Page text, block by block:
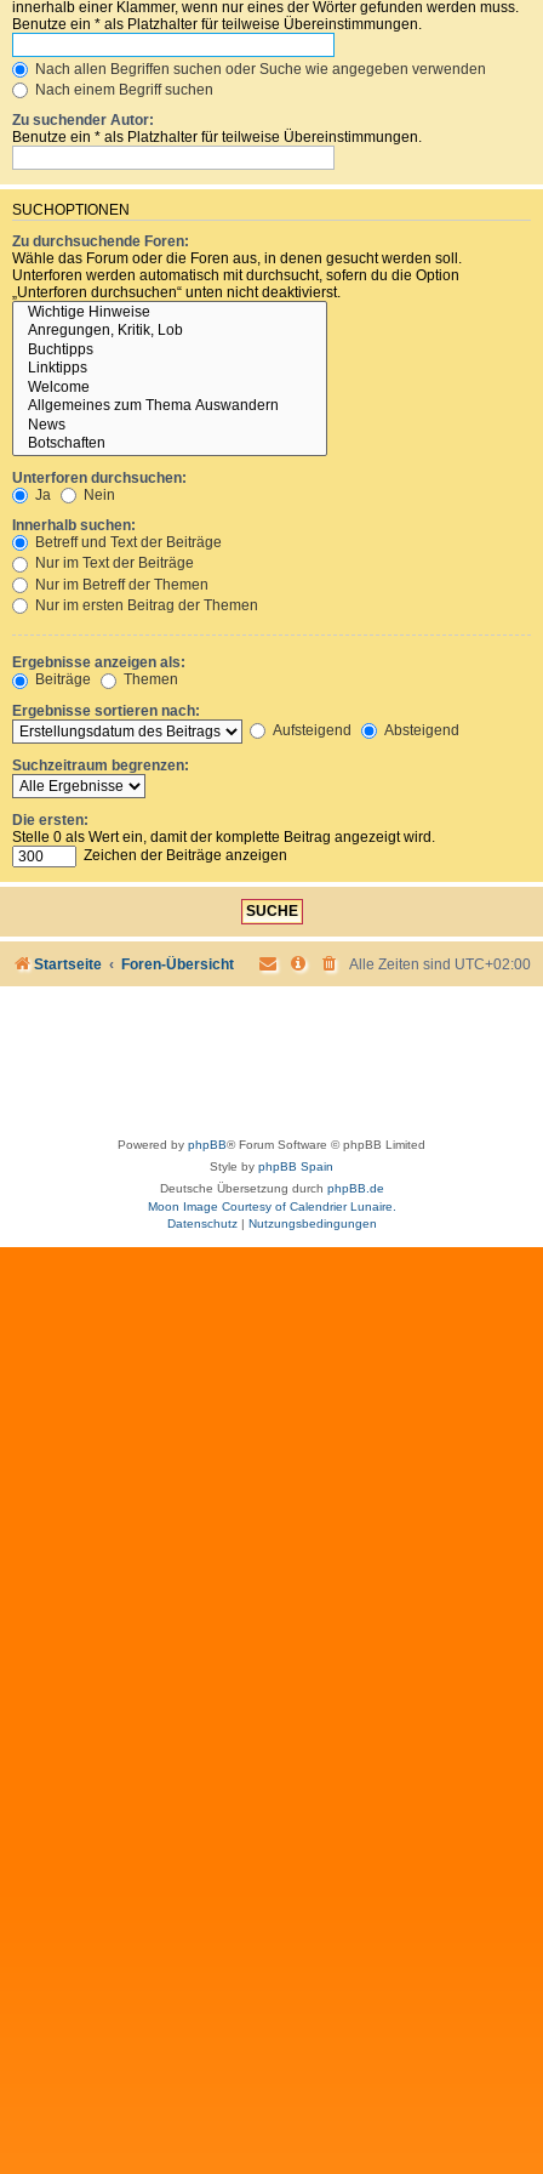
innerhalb einer Klammer, wenn nur eines der Wörter gefunden werden muss.
Benutze ein * als Platzhalter für teilweise Übereinstimmungen.
Nach allen Begriffen suchen oder Suche wie angegeben verwenden
Nach einem Begriff suchen
Zu suchender Autor:
Benutze ein * als Platzhalter für teilweise Übereinstimmungen.
SUCHOPTIONEN
Zu durchsuchende Foren:
Wähle das Forum oder die Foren aus, in denen gesucht werden soll.
Unterforen werden automatisch mit durchsucht, sofern du die Option
„Unterforen durchsuchen“ unten nicht deaktivierst.
Unterforen durchsuchen:
Ja
Nein
Innerhalb suchen:
Betreff und Text der Beiträge
Nur im Text der Beiträge
Nur im Betreff der Themen
Nur im ersten Beitrag der Themen
Ergebnisse anzeigen als:
Beiträge
Themen
Ergebnisse sortieren nach:
Aufsteigend
Absteigend
Suchzeitraum begrenzen:
Die ersten:
Stelle 0 als Wert ein, damit der komplette Beitrag angezeigt wird.
Zeichen der Beiträge anzeigen
Startseite Foren-Übersicht Alle Zeiten sind UTC+02:00
Powered by phpBB® Forum Software © phpBB Limited
Style by phpBB Spain
Deutsche Übersetzung durch phpBB.de
Moon Image Courtesy of Calendrier Lunaire.
Datenschutz| Nutzungsbedingungen